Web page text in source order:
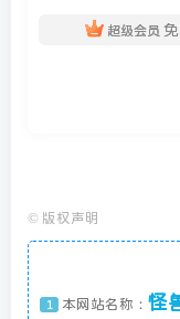
超级会员
© 版权声明
1 本网站名称： 怪